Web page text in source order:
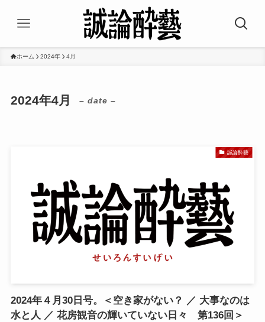
ホーム 2024年 4月
2024年4月 – date –
誠論酔藝
2024年４月30日号。＜空き家がない？ ／ 大事なのは
水と人 ／ 花房観音の輝いていない日々 第136回＞